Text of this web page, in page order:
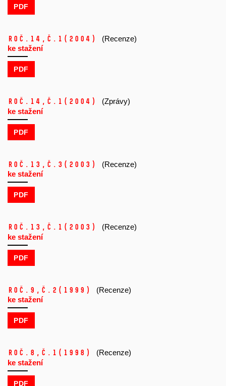
PDF
Roč.14, č.1 (2004)
(Recenze)
ke stažení
PDF
Roč.14, č.1 (2004)
(Zprávy)
ke stažení
PDF
Roč.13, č.3 (2003)
(Recenze)
ke stažení
PDF
Roč.13, č.1 (2003)
(Recenze)
ke stažení
PDF
Roč.9, č.2 (1999)
(Recenze)
ke stažení
PDF
Roč.8, č.1 (1998)
(Recenze)
ke stažení
PDF